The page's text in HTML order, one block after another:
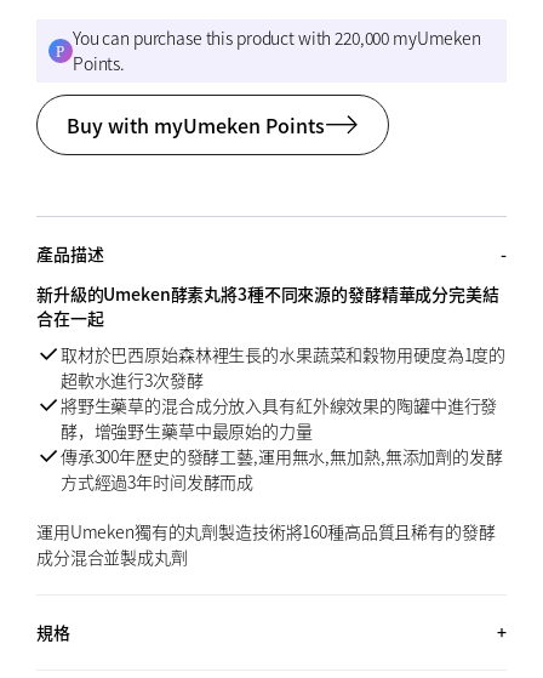
You can purchase this product with 220,000 myUmeken
Points.
Buy with myUmeken Points
產品描述
新升級的Umeken酵素丸將3種不同來源的發酵精華成分完美結
合在一起
取材於巴西原始森林裡生長的水果蔬菜和穀物用硬度為1度的
超軟水進行3次發酵
將野生藥草的混合成分放入具有紅外線效果的陶罐中進行發
酵，增強野生藥草中最原始的力量
傳承300年歷史的發酵工藝,運用無水,無加熱,無添加劑的发酵
方式經過3年时间发酵而成
運用Umeken獨有的丸劑製造技術將160種高品質且稀有的發酵
成分混合並製成丸劑
規格